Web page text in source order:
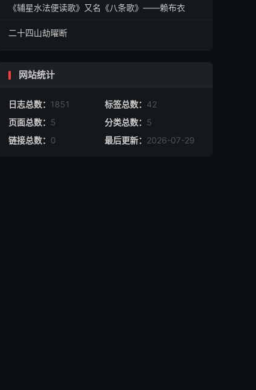
《辅星水法便读歌》又名《八条歌》——赖布衣
二十四山劫曜断
网站统计
日志总数： 1851 标签总数： 42
页面总数： 5 分类总数： 5
链接总数： 0 最后更新： 2026-07-29